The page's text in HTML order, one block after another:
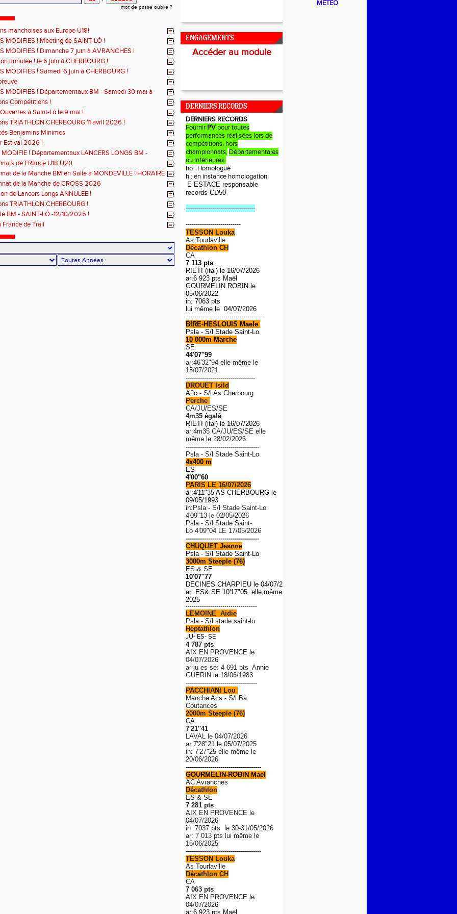
mot de passe oublié ?
manchoises aux Europe U18!
MODIFIES ! Meeting de SAINT-LÔ !
MODIFIES ! Dimanche 7 juin à AVRANCHES !
annulée ! le 6 juin à CHERBOURG !
MODIFIES ! Samedi 6 juin à CHERBOURG !
MODIFIES ! Départementaux BM - Samedi 30 mai à
Compétitions !
à Saint-Lô le 9 mai !
TRIATHLON CHERBOURG 11 avril 2026 !
Benjamins Minimes
Estival 2026 !
MODIFIE ! Départementaux LANCERS LONGS BM -
à SAINT-JAMES
de FRance U18 U20
de la Manche BM en Salle à MONDEVILLE ! HORAIRE
de la Manche de CROSS 2026
de Lancers Longs ANNULEE !
TRIATHLON CHERBOURG !
BM - SAINT-LÔ -12/10/2025 !
de Trail
ENGAGEMENTS
Accéder au module
DERNIERS RECORDS
DERNIERS RECORDS
Fournir PV pour toutes
performances réalisées lors de
compétitions, hors
championnats, Départementales
ou inférieures.
ho : Homologué
hi: en instance homologation.
E ESTACE responsable
records CD50
----------------------------------
---------------------------
TESSON Louka
As Tourlaville
Décathlon CH
CA
7 113 pts
RIETI (ital) le 16/07/2026
ar:6 923 pts Maël
GOURMELIN ROBIN le
05/06/2022
ih: 7063 pts
lui même le 04/07/2026
---------------------------------------
BIRE-HESLOUIS Maele
Psla - S/l Stade Saint-Lo
10 000m Marche
SE
44'07''99
ar:46'32"94 elle même le
15/07/2021
----------------------------------
DROUET Isild
A2c - S/l As Cherbourg
Perche
CA/JU/ES/SE
4m35 égalé
RIETI (ital) le 16/07/2026
ar:4m35 CA/JU/ES/SE elle
même le 28/02/2026
------------------------------------
Psla - S/l Stade Saint-Lo
4x400 m
ES
4'00"60
PARIS LE 16/07/2026
ar:4'11"35 AS CHERBOURG le
09/05/1993
ih: Psla - S/l Stade Saint-Lo
4'09"13 le 02/05/2026
Psla - S/l Stade Saint-
Lo 4'09"04 LE 17/05/2026
------------------------------------
CHUQUET Jeanne
Psla - S/l Stade Saint-Lo
3000m Steeple (76)
ES & SE
10'07''77
DECINES CHARPIEU le 04/07/2026
ar: ES& SE 10'17"05 elle même le 01/08/
2025
-----------------------------------
LEMOINE Aidie
Psla - S/l stade saint-lo
Heptathlon
JU- ES- SE
4 787 pts
AIX EN PROVENCE le
04/07/2026
ar ju es se: 4 691 pts Annie
GUERIN le 18/06/1983
-----------------------------------
PACCHIANI Lou
Manche Acs - S/l Ba
Coutances
2000m Steeple (76)
CA
7'21''41
LAVAL le 04/07/2026
ar:7'28"21 le 05/07/2025
ih: 7'27"25 elle même le
20/06/2026
-------------------------------------
GOURMELIN-ROBIN Mael
AC Avranches
Décathlon
ES & SE
7 281 pts
AIX EN PROVENCE le
04/07/2026
ih :7037 pts le 30-31/05/2026
ar: 7 013 pts lui même le
15/06/2025
-------------------------------------
TESSON Louka
As Tourlaville
Décathlon CH
CA
7 063 pts
AIX EN PROVENCE le
04/07/2026
ar:6 923 pts Maël
METEO